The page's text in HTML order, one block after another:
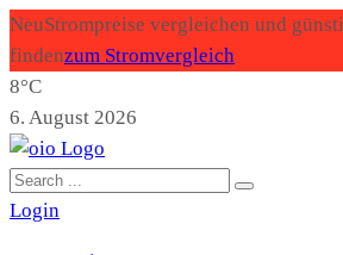
NeuStrompreise vergleichen und
findenzum Stromvergleich
8°C
6. August 2026
Login